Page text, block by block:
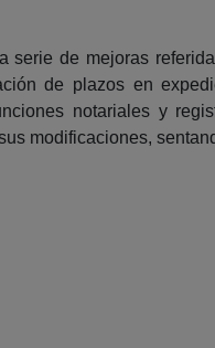
serie de mejoras
de plazos en
notariales y
modificaciones,